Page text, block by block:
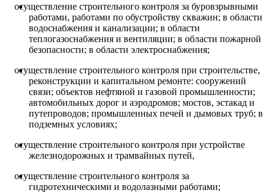
осуществление строительного контроля за буровзрывными
работами, работами по обустройству скважин; в области
водоснабжения и канализации; в области
теплогазоснабжения и вентиляции; в области пожарной
безопасности; в области электроснабжения;
осуществление строительного контроля при строительстве,
реконструкции и капитальном ремонте: сооружений
связи; объектов нефтяной и газовой промышленности;
автомобильных дорог и аэродромов; мостов, эстакад и
путепроводов; промышленных печей и дымовых труб; в
подземных условиях;
осуществление строительного контроля при устройстве
железнодорожных и трамвайных путей,
осуществление строительного контроля за
гидротехническими и водолазными работами;